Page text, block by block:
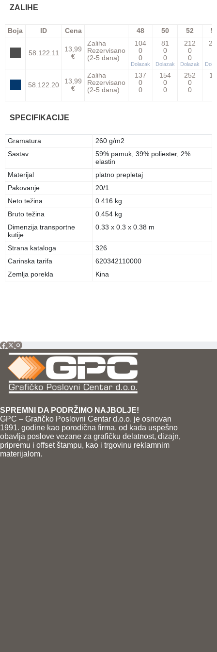
ZALIHE
Boja ID Cena 48 50 52
58.122.11
13,99
€
Zaliha
Rezervisano
(2-5 dana)
104
0
0
Dolazak
81
0
0
Dolazak
212
0
0
Dolazak
58.122.20
13,99
€
Zaliha
Rezervisano
(2-5 dana)
137
0
0
154
0
0
252
0
0
SPECIFIKACIJE
Gramatura
260 g/m2
Sastav
59% pamuk, 39% poliester, 2%
elastin
Materijal
platno prepletaj
Pakovanje
20/1
Neto težina
0.416 kg
Bruto težina
0.454 kg
Dimenzija transportne
kutije
0.33 x 0.3 x 0.38 m
Strana kataloga
326
Carinska tarifa
620342110000
Zemlja porekla
Kina
SPREMNI DA PODRŽIMO NAJBOLJE!
GPC – Grafičko Poslovni Centar d.o.o. je osnovan
1991. godine kao porodična firma, od kada uspešno
obavlja poslove vezane za grafičku delatnost, dizajn,
pripremu i offset štampu, kao i trgovinu reklamnim
materijalom.